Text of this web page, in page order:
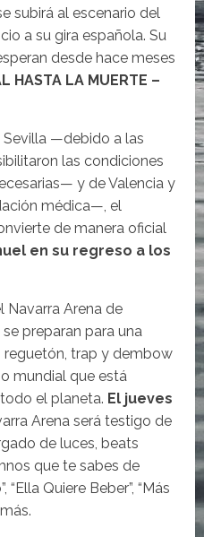
subirá al escenario del
a su gira española. Su
desde hace meses
HASTA LA MUERTE –
Sevilla —debido a las
las condiciones
y de Valencia y
médica—, el
de manera oficial
en su regreso a los
Navarra Arena de
preparan para una
trap y dembow
mundial que está
el planeta. El jueves
Arena será testigo de
de luces, beats
que te sabes de
“Ella Quiere Beber”, “Más